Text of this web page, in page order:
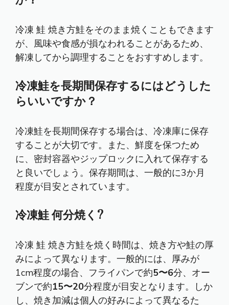
冷凍 鮭 焼き方鮭をそのまま焼くこともできます
が、風味や食感が損なわれることがあるため、
解凍してから調理することをおすすめします。
冷凍鮭を長期間保存するにはどうした
らいいですか？
冷凍鮭を長期間保存する場合は、冷凍庫に保存
することが大切です。また、鮮度を保つため
に、密封容器やジップロックに入れて保存する
と良いでしょう。保存期間は、一般的に3か月
程度が目安とされています。
冷凍鮭 何分焼く?
冷凍 鮭 焼き方鮭を焼く時間は、焼き方や鮭の厚
みによって異なります。一般的には、厚みが
1cm程度の場合、フライパンで約5〜6分、オー
ブンで約15〜20分程度が目安となります。しか
し、焼き加減は個人の好みによって異なるた